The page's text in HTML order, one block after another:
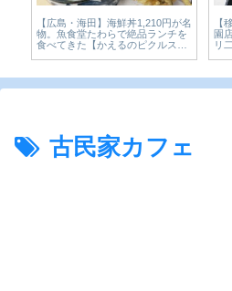
【移転しました】【今を楽しめ 祇
園店】行列必死の人気店！ガッツ
リ二郎系ラーメン！【広島グル
古民家カフェ